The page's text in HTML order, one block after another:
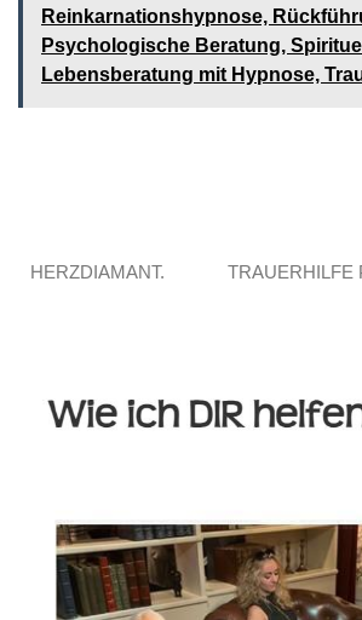
Reinkarnationshypnose,
Psychologische Beratung,
Lebensberatung mit Hypnose,
HERZDIAMANT. TRAUERHILFE